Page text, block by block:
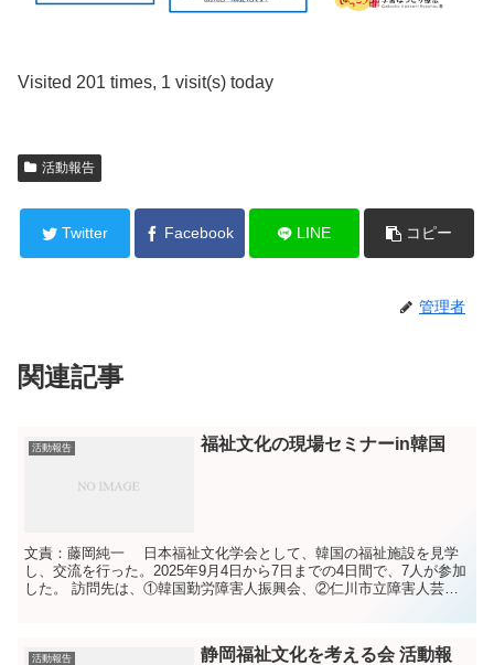
Visited 201 times, 1 visit(s) today
活動報告
Twitter Facebook LINE コピー
管理者
関連記事
活動報告 福祉文化の現場セミナーin韓国
文責：藤岡純一 日本福祉文化学会として、韓国の福祉施設を見学
し、交流を行った。2025年9月4日から7日までの4日間で、7人が参加
した。 訪問先は、①韓国勤労障害人振興会、②仁川市立障害人芸術
活動報告
静岡福祉文化を考える会 活動報